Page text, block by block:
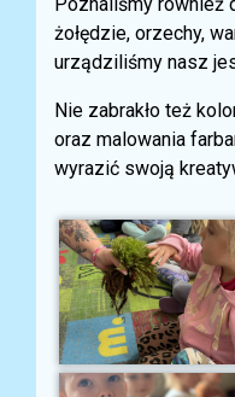
żołędzie, orzechy,
urządziliśmy nasz
Nie zabrakło też
oraz malowania
wyrazić swoją